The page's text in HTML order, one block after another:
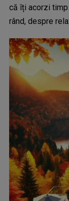
că îți acorzi timp
rând, despre